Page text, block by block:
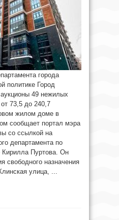
города
политике Город
49 нежилых
73,5 до 240,7
жилом доме в
сообщает портал мэра
со ссылкой на
департамента по
Кирилла Пуртова. Он
свободного назначения
улица, ...